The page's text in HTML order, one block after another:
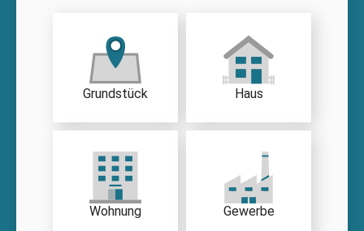
Grundstück Haus
Wohnung Gewerbe